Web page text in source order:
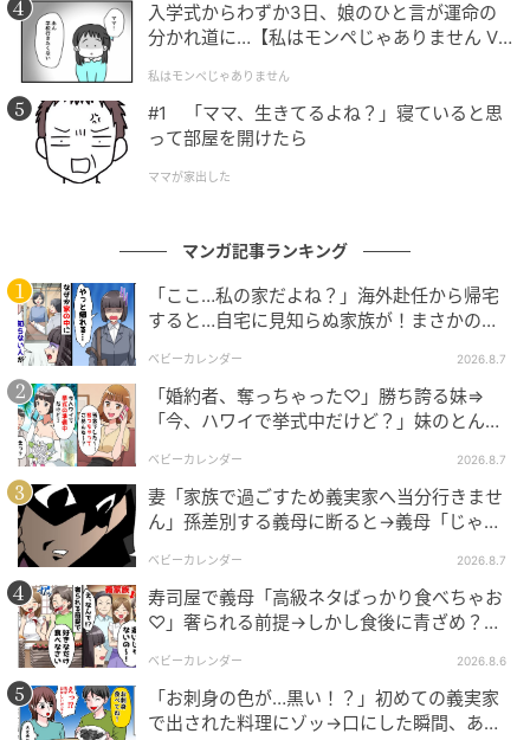
入学式からわずか3日、娘のひと言が運命の
分かれ道に…【私はモンペじゃありません Vo
私はモンペじゃありません
#1 「ママ、生きてるよね？」寝ていると思
って部屋を開けたら
ママが家出した
マンガ記事ランキング
「ここ…私の家だよね？」海外赴任から帰宅
すると…自宅に見知らぬ家族が！まさかの真
ベビーカレンダー 2026.8.7
「婚約者、奪っちゃった♡」勝ち誇る妹⇒
「今、ハワイで挙式中だけど？」妹のとんで
ベビーカレンダー 2026.8.7
妻「家族で過ごすため義実家へ当分行きませ
ん」孫差別する義母に断ると→義母「じゃ
ベビーカレンダー 2026.8.7
寿司屋で義母「高級ネタばっかり食べちゃお
♡」奢られる前提→しかし食後に青ざめ？通
ベビーカレンダー 2026.8.6
「お刺身の色が…黒い！？」初めての義実家
で出された料理にゾッ→口にした瞬間、あ